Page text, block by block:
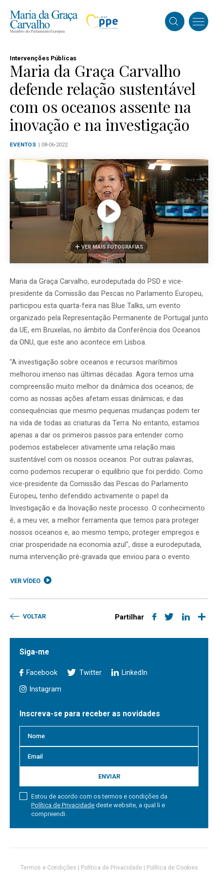
Intervenções Públicas
Maria da Graça Carvalho
defende relação sustentável
com os oceanos assente na
inovação e na investigação
EVENTOS | 08-06-2022
VER MAIS FOTOGRAFIAS
Maria da Graça Carvalho, eurodeputada do PSD e vice-
presidente da Comissão das Pescas no Parlamento Europeu,
participou esta quarta-feira nas Blue Talks, um evento
organizado pela Representação Permanente de Portugal junto
da UE, em Bruxelas, no âmbito da Conferência dos Oceanos
da ONU, que este ano acontece em Lisboa.
"A investigação sobre oceanos e recursos marítimos
melhorou imenso nas últimas décadas. Agora temos uma
compreensão muito melhor da dinâmica dos oceanos; de
como as nossas ações afetam essas dinâmicas; e das
consequências que mesmo pequenas mudanças podem ter
na vida de todas as criaturas da Terra. No entanto, estamos
apenas a dar os primeiros passos para entender como
podemos estabelecer ativamente uma relação mais
sustentável com os nossos oceanos. Por outras palavras,
como podemos recuperar o equilíbrio que foi perdido. Como
vice-presidente da Comissão das Pescas do Parlamento
Europeu, tenho defendido activamente o papel da
Investigação e da Inovação neste processo. O conhecimento
é, a meu ver, a melhor ferramenta que temos para proteger
nossos oceanos e, ao mesmo tempo, proteger empregos e
criar prosperidade na economia azul", disse a eurodeputada,
numa intervenção pré-gravada que enviou para o evento.
VER VÍDEO
VOLTAR Partilhar
Siga-me
Facebook Twitter LinkedIn
Instagram
Inscreva-se para receber as novidades
ENVIAR
Estou de acordo com os termos e condições da
Política de Privacidade deste website, a qual li e
compreendi.
Termos e Condições | Política de Privacidade | Política de Cookies